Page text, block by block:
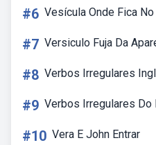
#6 Vesícula Onde Fica
#7 Versiculo Fuja Da
#8 Verbos Irregulares
#9 Verbos Irregulares Do
#10 Vera E John Entrar